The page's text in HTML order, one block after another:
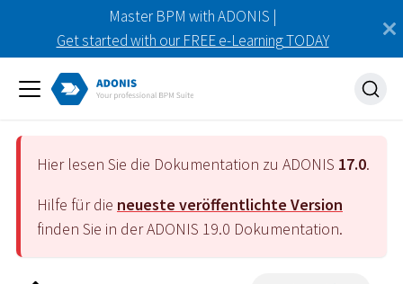
Master BPM with ADONIS |
Get started with our FREE e-Learning TODAY
Hier lesen Sie die Dokumentation zu ADONIS 17.0.
Hilfe für die neueste veröffentlichte Version
finden Sie in der ADONIS 19.0 Dokumentation.